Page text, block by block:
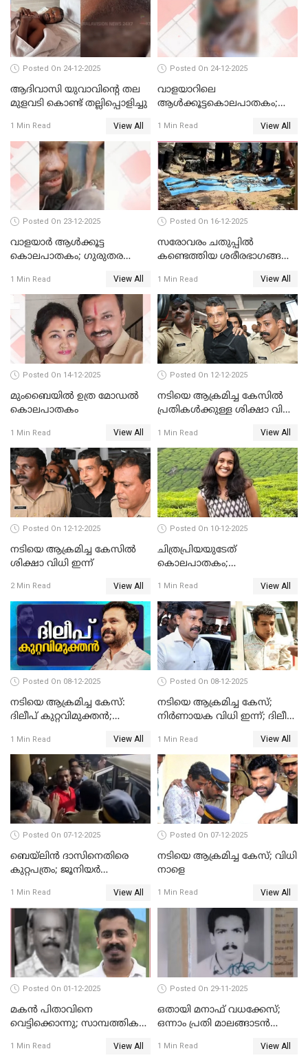
Posted On 24-12-2025
ആദിവാസി യുവാവിന്റെ തല
മുളവടി കൊണ്ട് തല്ലിപ്പൊളിച്ചു
1 Min Read View All
Posted On 24-12-2025
വാളയാറിലെ
ആൾക്കൂട്ടകൊലപാതകം;
വാങ്ങും
1 Min Read View All
Posted On 23-12-2025
വാളയാർ ആൾക്കൂട്ട
കൊലപാതകം; ഗുരുതര
1 Min Read View All
Posted On 16-12-2025
സരോവരം ചതുപ്പിൽ
കണ്ടെത്തിയ ശരീരഭാഗങ്ങൾ
ഡി.എൻ.എ പരിശോധനയിൽ
സ്ഥിരീകരണം
1 Min Read View All
Posted On 14-12-2025
മുംബൈയില്‍ ഉത്ര മോഡല്‍
കൊലപാതകം
1 Min Read View All
Posted On 12-12-2025
നടിയെ ആക്രമിച്ച കേസില്‍
പ്രതികള്‍ക്കുള്ള ശിക്ഷാ വിധി
1 Min Read View All
Posted On 12-12-2025
നടിയെ ആക്രമിച്ച കേസിൽ
ശിക്ഷാ വിധി ഇന്ന്
2 Min Read View All
Posted On 10-12-2025
ചിത്രപ്രിയയുടേത്
കൊലപാതകം;
സമ്മതിച്ചെന്ന് പൊലീസ്
1 Min Read View All
Posted On 08-12-2025
നടിയെ ആക്രമിച്ച കേസ്:
ദിലീപ് കുറ്റവിമുക്തന്‍;
പ്രതികള്‍ കുറ്റക്കാര്‍;
ശിക്ഷവിധി 12 ന്
1 Min Read View All
Posted On 08-12-2025
നടിയെ ആക്രമിച്ച കേസ്;
നിർണായക വിധി ഇന്ന്; ദിലീപ്
1 Min Read View All
Posted On 07-12-2025
ബെയ്‌ലിന്‍ ദാസിനെതിരെ
കുറ്റപത്രം; ജൂനിയർ
മർദിച്ച കേസ്
1 Min Read View All
Posted On 07-12-2025
നടിയെ ആക്രമിച്ച കേസ്; വിധി
നാളെ
1 Min Read View All
Posted On 01-12-2025
മകൻ പിതാവിനെ
വെട്ടിക്കൊന്നു; സാമ്പത്തിക
1 Min Read View All
Posted On 29-11-2025
ഒതായി മനാഫ് വധക്കേസ്;
ഒന്നാം പ്രതി മാലങ്ങാടൻ
ഒരു ലക്ഷം രൂപ പിഴ
1 Min Read View All